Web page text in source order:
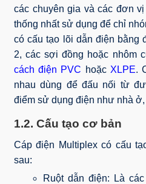
các chuyên gia và các đơn
thống nhất sử dụng để chỉ
có cấu tạo lõi dẫn điện bằng
2, các sợi đồng hoặc nhôm
cách điện PVC hoặc XLPE.
nhau dùng để đấu nối từ
điểm sử dụng điện như nhà
1.2. Cấu tạo cơ bản
Cáp điện Multiplex có cấu
sau:
Ruột dẫn điện: Là